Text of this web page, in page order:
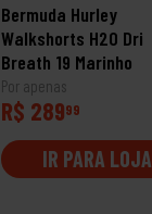
Bermuda Hurley
Walkshorts H20 Dri
Breath 19 Marinho
Por apenas
R$ 28999
IR PARA LOJA